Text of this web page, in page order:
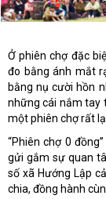
Ở phiên chợ đặc
đo bằng ánh mắt
bằng nụ cười hồn
những cái nắm tay
một phiên chợ rất
“Phiên chợ 0
gửi gắm sự quan
số xã Hướng Lập
chia, đồng hành